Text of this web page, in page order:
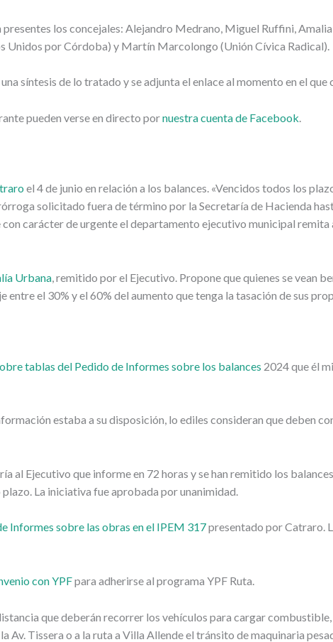
los concejales: Alejandro Medrano, Miguel Ruffini,
Unidos por Córdoba) y Martín Marcolongo (Unión Cívica Radical).
síntesis de lo tratado y se adjunta el enlace al momento en el
pueden verse en directo pornuestra cuenta de Facebook.
el 4 de junio en relación a los balances. «Vencidos todos los
solicitado fuera de término por la Secretaría de Hacienda
carácter de urgente el departamento ejecutivo municipal remita
Urbana, remitido por el Ejecutivo. Propone que quienes se vean
el 30% y el 60% del aumento que tenga la tasación de sus
tablas del Pedido de Informes sobre los balances 2024 que él
estaba a su disposición, lo ediles consideran que deben
al Ejecutivo que informe en 72 horas y se han remitido los
La iniciativa fue aprobada por unanimidad.
Informes sobre las obras en el IPEM 317presentado por Catraro.
con YPFpara adherirse al programa YPF Ruta.
que deberán recorrer los vehículos para cargar
Av. Tissera o a la ruta a Villa Allende el tránsito de maquinaria